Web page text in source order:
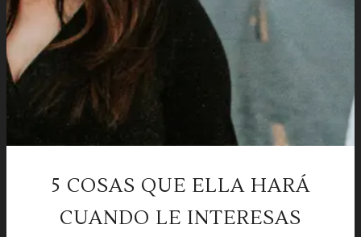
5 COSAS QUE ELLA HARÁ
CUANDO LE INTERESAS